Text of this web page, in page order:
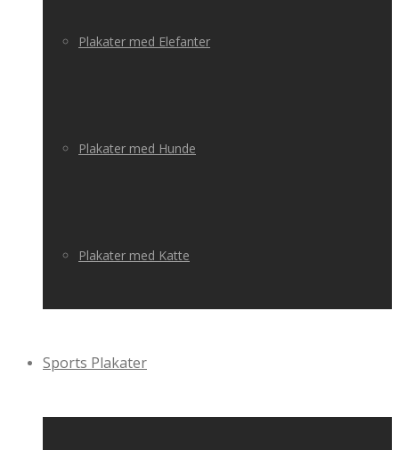
Plakater med Elefanter
Plakater med Hunde
Plakater med Katte
Sports Plakater